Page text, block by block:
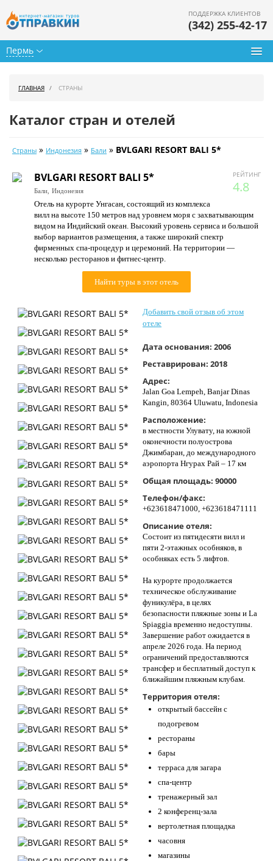
Пермь
ПОДДЕРЖКА КЛИЕНТОВ
(342) 255-42-17
Календарь туров
Цены дня
Страны
Как купить
О нас
ГЛАВНАЯ СТРАНЫ
Каталог стран и отелей
Страны » Индонезия » Бали » BVLGARI RESORT BALI 5*
РЕЙТИНГ
4.8
BVLGARI RESORT BALI 5*
Бали, Индонезия
Отель на курорте Унгасан, состоящий из комплекса
вилл на высоте 150 метров над уровнем моря с захватывающим
видом на Индийский океан. Высокий уровень сервиса и большой
выбор вариантов размещения, а также широкий спектр
фирменных спа-процедур и церемоний. На территории —
несколько ресторанов и фитнес-центр.
Найти туры в этот отель
Добавить свой отзыв об этом
отеле
Дата основания: 2006
Реставрирован: 2018
Адрес:
Jalan Goa Lempeh, Banjar Dinas
Kangin, 80364 Uluwatu, Indonesia
Расположение:
в местности Улувату, на южной
оконечности полуострова
Джимбаран, до международного
аэропорта Нгурах Рай – 17 км
Общая площадь: 90000
Телефон/факс:
+623618471000, +623618471111
Описание отеля:
Состоит из пятидесяти вилл и
пяти 2-этажных особняков, в
особняках есть 5 лифтов.
На курорте продолжается
техническое обслуживание
фуникулёра, в целях
безопасности пляжные зоны и La
Spiaggia временно недоступны.
Завершение работ ожидается в
апреле 2026 года. На период
ограничений предоставляются
трансфер и бесплатный доступ к
ближайшим пляжным клубам.
Территория отеля:
открытый бассейн с
подогревом
рестораны
бары
терраса для загара
спа-центр
тренажерный зал
2 конференц-зала
вертолетная площадка
часовня
магазины